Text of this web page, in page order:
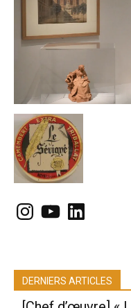
Instagram
YouTubeLinkedIn
DERNIERS ARTICLES